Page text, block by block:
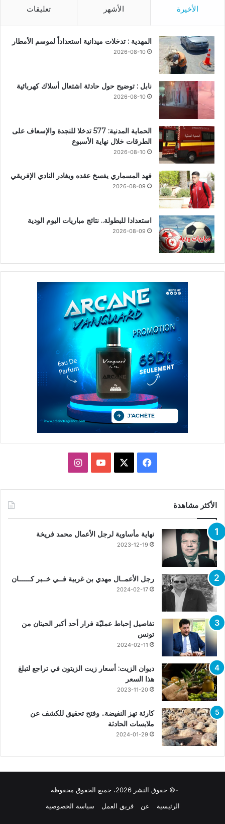
الأخيرة الأشهر تعليقات
المهدية : تدخلات ميدانية استعداداً لموسم الأمطار
2026-08-10
نابل : توضيح حول حادثة اشتعال أسلاك كهربائية
2026-08-10
الحماية المدنية: 577 تدخلا للنجدة والإسعاف على
الطرقات خلال نهاية الأسبوع
2026-08-10
فهد المسماري يفسخ عقده ويغادر النادي الإفريقي
2026-08-09
استعدادا للبطولة.. نتائج مباريات اليوم الودية
2026-08-09
فيسبوك يوتيوبانستقرام
الأكثر مشاهدة
نهاية مأساوية لرجل الأعمال محمد فريخة
2023-12-19
رجل الأعمــال مهدي بن غربية فــي خــبر كــــــان
2024-02-17
تفاصيل إحباط عمليّة فرار أحد أكبر الحيتان من
تونس
2024-02-11
ديوان الزيت: أسعار زيت الزيتون في تراجع لتبلغ
هذا السعر
2023-11-20
كارثة تهز النفيضة.. وفتح تحقيق للكشف عن
ملابسات الحادثة
2024-01-29
-© حقوق النشر 2026، جميع الحقوق محفوظة
الرئيسية
عن فريق العمل سياسة الخصوصية